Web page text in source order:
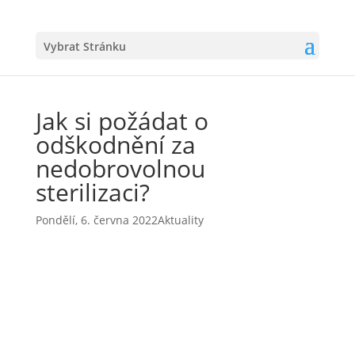
Vybrat Stránku
Jak si požádat o
odškodnění za
nedobrovolnou
sterilizaci?
Pondělí, 6. června 2022Aktuality